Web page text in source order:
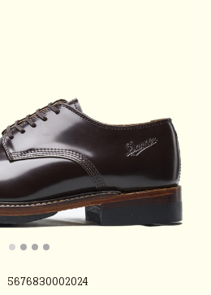
5676830002024